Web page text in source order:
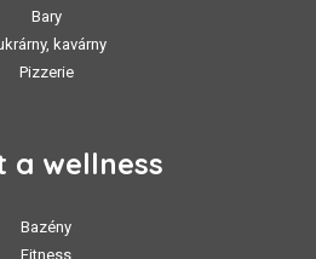
Bary
kavárny
Pizzerie
a wellness
Bazény
Fitness